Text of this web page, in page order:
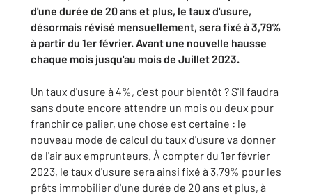
d'une durée de 20 ans et plus, le taux d'usure,
désormais révisé mensuellement, sera fixé à 3,79%
à partir du 1er février. Avant une nouvelle hausse
chaque mois jusqu'au mois de Juillet 2023.
Un taux d'usure à 4%, c'est pour bientôt ? S'il faudra
sans doute encore attendre un mois ou deux pour
franchir ce palier, une chose est certaine : le
nouveau mode de calcul du taux d'usure va donner
de l'air aux emprunteurs. À compter du 1er février
2023, le taux d'usure sera ainsi fixé à 3,79% pour les
prêts immobilier d'une durée de 20 ans et plus, à